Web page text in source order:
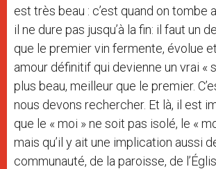
est très beau : c’est quand on tombe
il ne dure pas jusqu’à la fin: il faut un
que le premier vin fermente, évolue
amour définitif qui devienne un vrai «
plus beau, meilleur que le premier.
nous devons rechercher. Et là, il est
que le « moi » ne soit pas isolé, le «
mais qu’il y ait une implication aussi
communauté, de la paroisse, de